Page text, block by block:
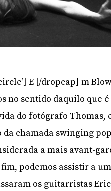
E [/dropcap] m
no sentido daquilo que
do fotógrafo Thomas,
chamada swinging
a mais avant-
podemos assistir a
os guitarristas